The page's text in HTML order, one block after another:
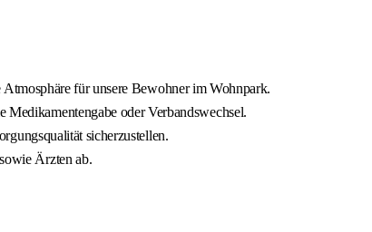
für unsere Bewohner im Wohnpark.
oder Verbandswechsel.
sicherzustellen.
Ärzten ab.